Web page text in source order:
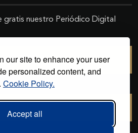
our site to enhance your user
personalized content, and
Cookie Policy.
Accept all
gratis nuestro Periódico Digital
SUSCRIBIRSE